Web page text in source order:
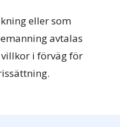
eller som
avtalas
i förväg för